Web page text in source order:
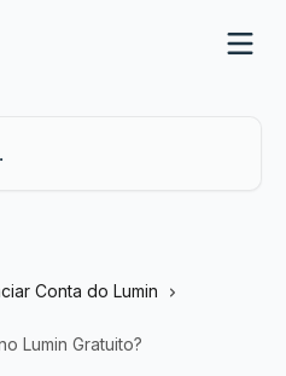
Conta do Lumin
Lumin Gratuito?